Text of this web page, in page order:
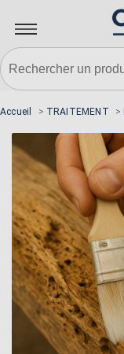
Accueil > TRAITEMENT >